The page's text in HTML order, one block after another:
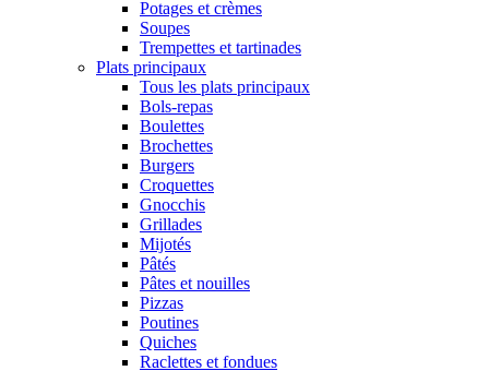
Potages et crèmes
Soupes
Trempettes et tartinades
Plats principaux
Tous les plats principaux
Bols-repas
Boulettes
Brochettes
Burgers
Croquettes
Gnocchis
Grillades
Mijotés
Pâtés
Pâtes et nouilles
Pizzas
Poutines
Quiches
Raclettes et fondues